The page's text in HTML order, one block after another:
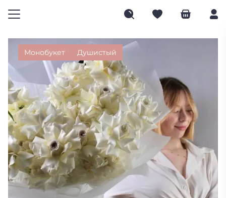
Монобукет Душистый